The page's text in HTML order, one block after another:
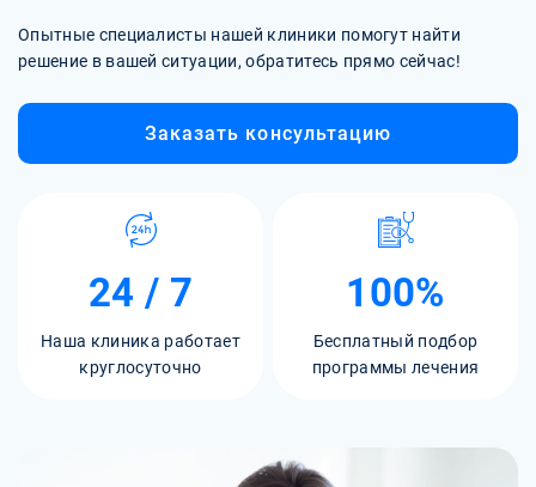
Опытные специалисты нашей клиники помогут найти
решение в вашей ситуации, обратитесь прямо сейчас!
Заказать консультацию
24 / 7
Наша клиника работает
круглосуточно
100%
Бесплатный подбор
программы лечения